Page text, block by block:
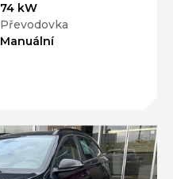
74 kW
Převodovka
Manuální